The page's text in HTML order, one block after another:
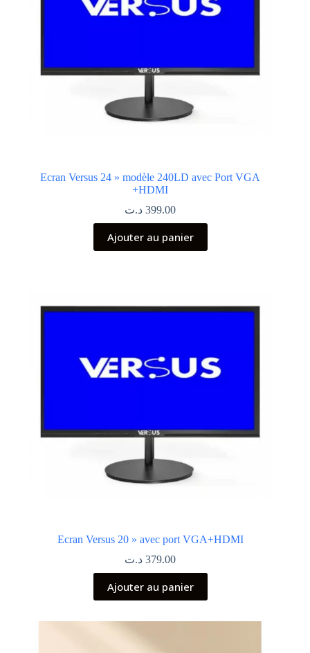
Ecran Versus 24 » modèle 240LD avec Port VGA
+HDMI
399.00 د.ت
Ajouter au panier
Ecran Versus 20 » avec port VGA+HDMI
379.00 د.ت
Ajouter au panier